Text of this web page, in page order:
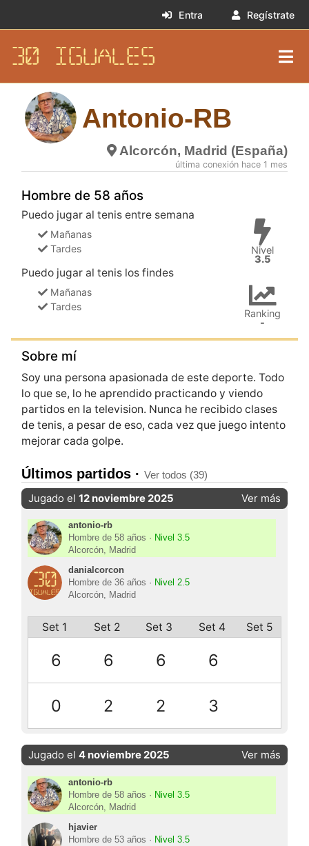
Entra Regístrate
30 IGUALES
Antonio-RB
Alcorcón, Madrid (España)
última conexión hace 1 mes
Hombre de 58 años
Puedo jugar al tenis entre semana
Mañanas
Tardes
Puedo jugar al tenis los findes
Mañanas
Tardes
Nivel
3.5
Ranking
-
Sobre mí
Soy una persona apasionada de este deporte. Todo
lo que se, lo he aprendido practicando y viendo
partidos en la television. Nunca he recibido clases
de tenis, a pesar de eso, cada vez que juego intento
mejorar cada golpe.
Últimos partidos ·Ver todos (39)
Jugado el12 noviembre 2025 Ver más
antonio-rb
Hombre de 58 años · Nivel 3.5
Alcorcón, Madrid
danialcorcon
Hombre de 36 años · Nivel 2.5
Alcorcón, Madrid
Set 1 Set 2 Set 3 Set 4 Set 5
6 6 6 6
0 2 2 3
Jugado el4 noviembre 2025 Ver más
antonio-rb
Hombre de 58 años · Nivel 3.5
Alcorcón, Madrid
hjavier
Hombre de 53 años · Nivel 3.5